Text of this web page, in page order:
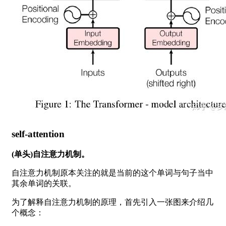
self-attention
(单头)自注意力机制。
自注意力机制原本关注的就是当前的这个单词与句子当中
其余单词的关联。
为了解释自注意力机制的原理，首先引入一张图来介绍几
个概念：